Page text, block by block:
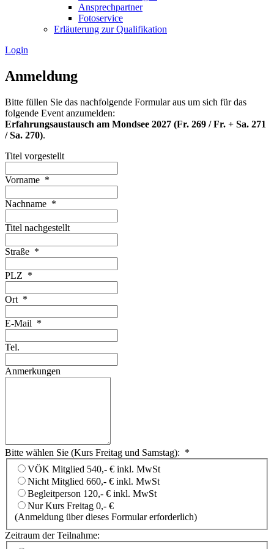
Ansprechpartner
Fotoservice
Erläuterung zur Qualifikation
Login
Anmeldung
Bitte füllen Sie das nachfolgende Formular aus um sich für das
folgende Event anzumelden:
Erfahrungsaustausch am Mondsee 2027 (Fr. 269 / Fr. + Sa. 271
/ Sa. 270).
Titel vorgestellt
Vorname *
Nachname *
Titel nachgestellt
Straße *
PLZ *
Ort *
E-Mail *
Tel.
Anmerkungen
Bitte wählen Sie (Kurs Freitag und Samstag): *
VÖK Mitglied 540,- € inkl. MwSt
Nicht Mitglied 660,- € inkl. MwSt
Begleitperson 120,- € inkl. MwSt
Nur Kurs Freitag 0,- €
(Anmeldung über dieses Formular erforderlich)
Zeitraum der Teilnahme: